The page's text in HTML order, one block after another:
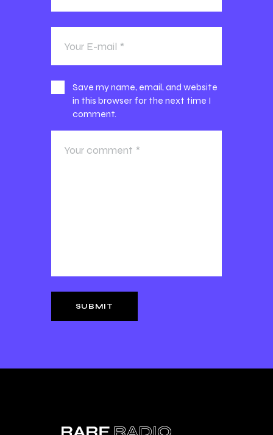
Save my name, email, and website
in this browser for the next time I
comment.